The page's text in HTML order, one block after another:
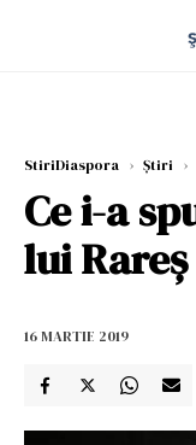
StiriDiaspora › Știri ›
Ce i-a
lui
16 MARTIE 2019